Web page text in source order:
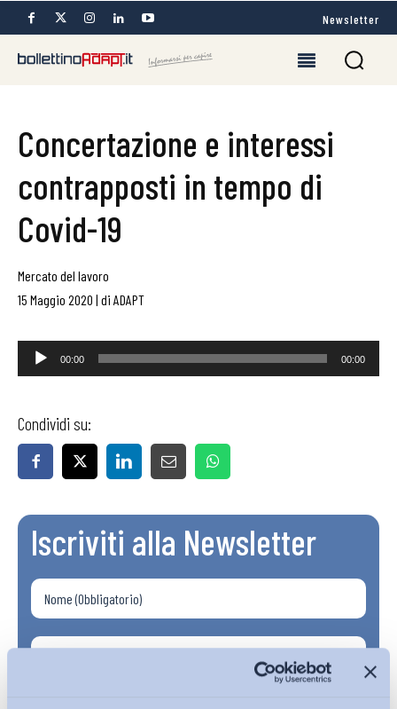
Newsletter
Concertazione e interessi
contrapposti in tempo di
Covid-19
Mercato del lavoro
15 Maggio 2020 | di ADAPT
Audio
Player
00:00 00:00
Condividi su:
Iscriviti alla Newsletter